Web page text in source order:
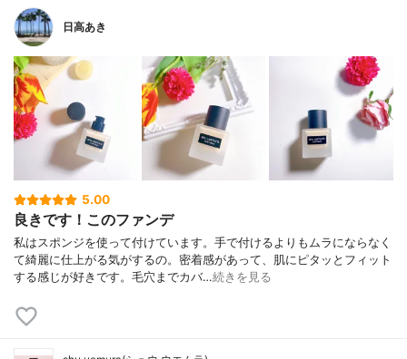
日高あき
5.00
良きです！このファンデ
私はスポンジを使って付けています。手で付けるよりもムラにならなく
て綺麗に仕上がる気がするの。密着感があって、肌にピタッとフィット
する感じが好きです。毛穴までカバ…続きを見る